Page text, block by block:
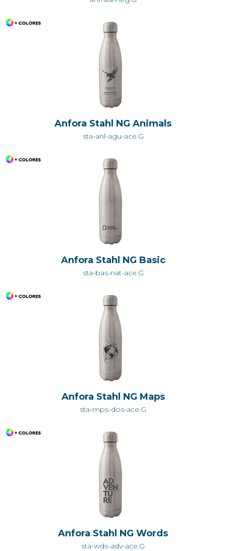
Anfora Stahl NG Animals
sta-anl-agu-ace.G
Anfora Stahl NG Basic
sta-bas-nat-ace.G
Anfora Stahl NG Maps
sta-mps-dos-ace.G
Anfora Stahl NG Words
sta-wds-adv-ace.G